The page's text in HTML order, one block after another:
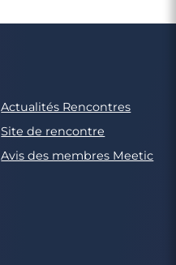
Actualités Rencontres
Site de rencontre
Avis des membres Meetic